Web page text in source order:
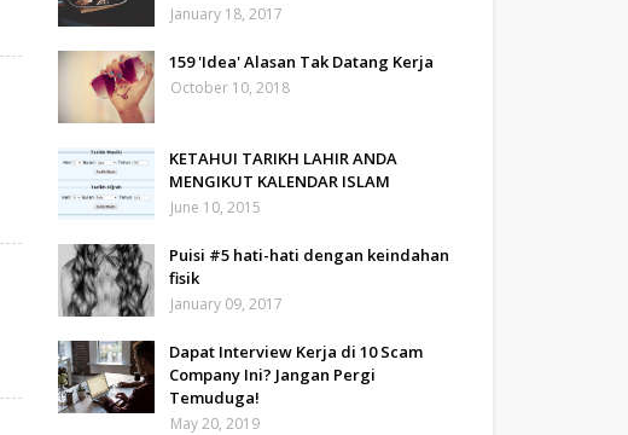
January 18, 2017
159 'Idea' Alasan Tak Datang Kerja
October 10, 2018
KETAHUI TARIKH LAHIR ANDA
MENGIKUT KALENDAR ISLAM
June 10, 2015
Puisi #5 hati-hati dengan keindahan
fisik
January 09, 2017
Dapat Interview Kerja di 10 Scam
Company Ini? Jangan Pergi
Temuduga!
May 20, 2019